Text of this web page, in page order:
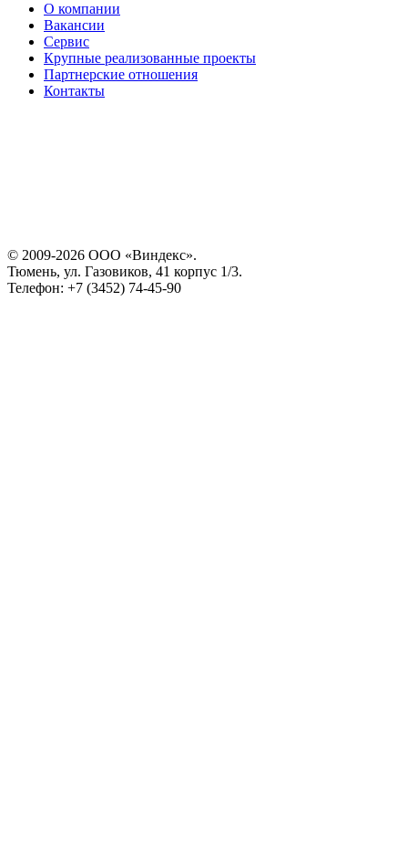
О компании
Вакансии
Сервис
Крупные реализованные проекты
Партнерские отношения
Контакты
© 2009-2026 ООО «Виндекс».
Тюмень, ул. Газовиков, 41 корпус 1/3.
Телефон: +7 (3452) 74-45-90